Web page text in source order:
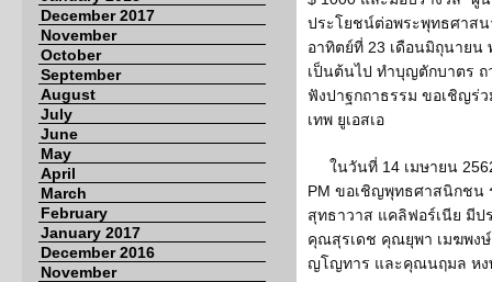
December 2017
November
October
September
August
July
June
May
April
March
February
January 2017
December 2016
November
ประโยชน์ต่อพระพุทธศาส
อาทิตย์ที่ 23 เดือนมิถุนายน
เป็นต้นไป ทำบุญตักบาตร
ฟังปาฐกถาธรรม ขอเชิญร่
เทพ ยูเอสเอ
ในวันที่ 14 เมษายน
PM ขอเชิญพุทธศาสนิกชน
สุทธาวาส แคลิฟอร์เนีย มีป
คุณสุรเดช คุณยุพา เมฆพง
ญโญทาร และคุณนฤมล หง